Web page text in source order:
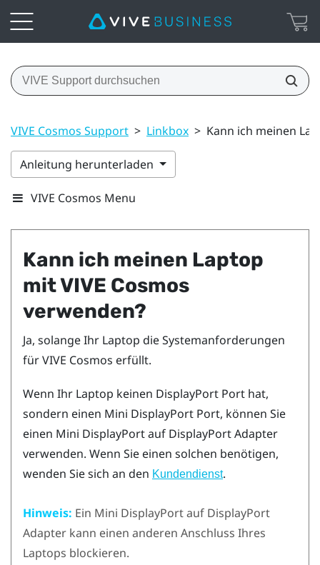
VIVE Cosmos Support > Linkbox > Kann ich meinen
Anleitung herunterladen
VIVE Cosmos Menu
Kann ich meinen Laptop
mitVIVE Cosmos
verwenden?
Ja, solange Ihr Laptop die Systemanforderungen
fürVIVE Cosmos erfüllt.
Wenn Ihr Laptop keinen DisplayPort Port hat,
sondern einen Mini DisplayPort Port, können Sie
einen Mini DisplayPortauf DisplayPortAdapter
verwenden. Wenn Sie einen solchen benötigen,
wenden Sie sich an den Kundendienst.
Hinweis: Ein Mini DisplayPortauf DisplayPort
Adapter kann einen anderen Anschluss Ihres
Laptops blockieren.